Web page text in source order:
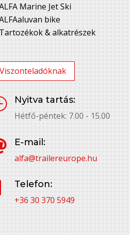
Marine Jet Ski
bike
Tartozékok & alkatrészek
Viszonteladóknak
Nyitva tartás:
Hétfő-péntek: 7.00 - 15.00
E-mail:
alfa@trailereurope.hu
Telefon:
+36 30 370 5949